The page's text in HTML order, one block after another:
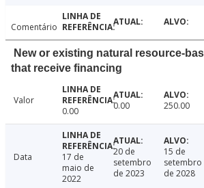
Comentário
New or existing natural resource-
that receive financing
Valor
0.00
0.00 250.00
Data
17 de
maio de
2022
20 de
setembro
de 2023
15 de
setembro
de 2028